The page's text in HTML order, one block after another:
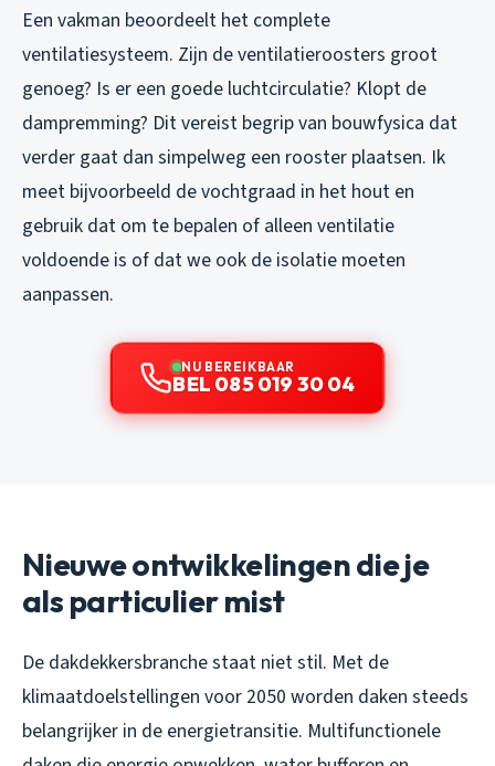
Een vakman beoordeelt het complete
ventilatiesysteem. Zijn de ventilatieroosters groot
genoeg? Is er een goede luchtcirculatie? Klopt de
dampremming? Dit vereist begrip van bouwfysica dat
verder gaat dan simpelweg een rooster plaatsen. Ik
meet bijvoorbeeld de vochtgraad in het hout en
gebruik dat om te bepalen of alleen ventilatie
voldoende is of dat we ook de isolatie moeten
aanpassen.
NU BEREIKBAAR
BEL 085 019 30 04
Nieuwe ontwikkelingen die je
als particulier mist
De dakdekkersbranche staat niet stil. Met de
klimaatdoelstellingen voor 2050 worden daken steeds
belangrijker in de energietransitie. Multifunctionele